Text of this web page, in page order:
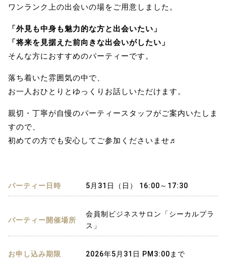
ワンランク上の出会いの場をご用意しました。
「外見も中身も魅力的な方と出会いたい」
「将来を見据えた前向きな出会いがしたい」
そんな方におすすめのパーティーです。
落ち着いた雰囲気の中で、
お一人おひとりとゆっくりお話しいただけます。
親切・丁寧が自慢のパーティースタッフがご案内いたしま
すので、
初めての方でも安心してご参加くださいませ♬
パーティー日時 5月31日（日） 16:00～17:30
パーティー開催場所
会員制ビジネスサロン「シーカルプラ
ス」
お申し込み期限 2026年5月31日 PM3:00まで